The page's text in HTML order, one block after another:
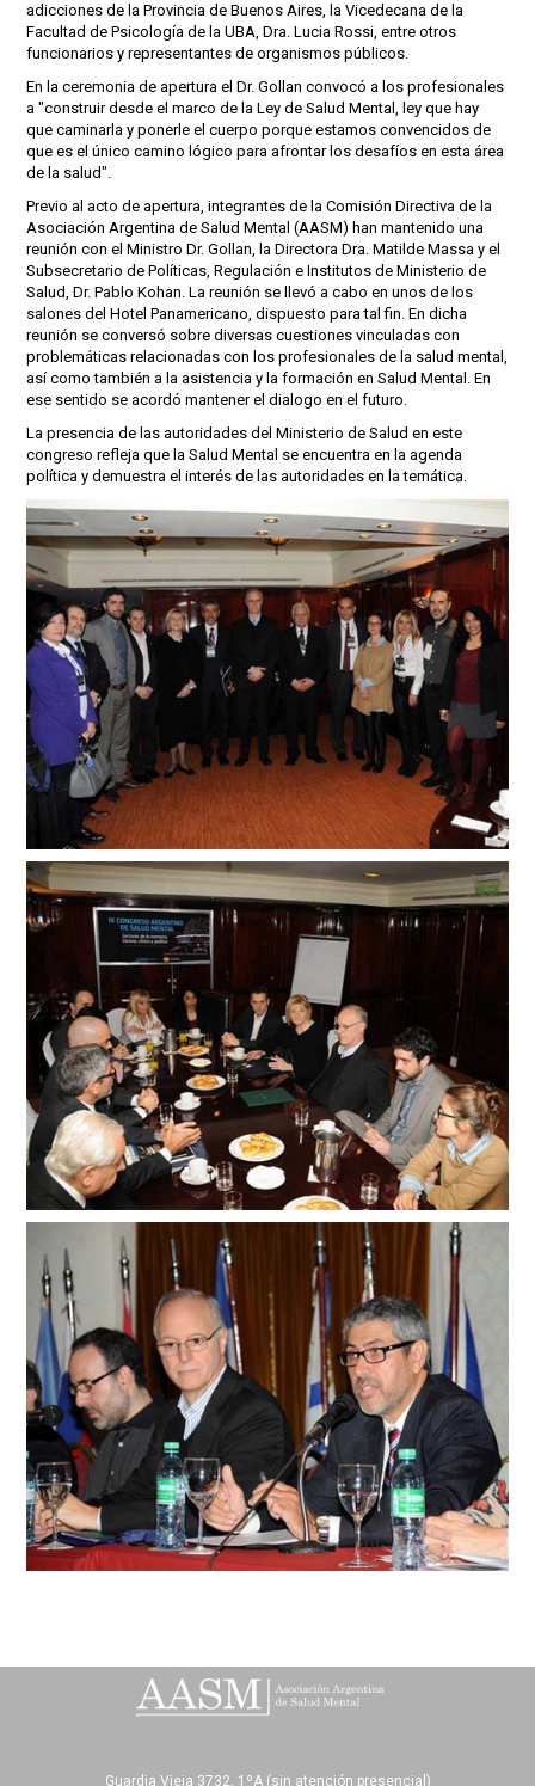
adicciones de la Provincia de Buenos Aires, la Vicedecana de la
Facultad de Psicología de la UBA, Dra. Lucia Rossi, entre otros
funcionarios y representantes de organismos públicos.
En la ceremonia de apertura el Dr. Gollan convocó a los profesionales
a "construir desde el marco de la Ley de Salud Mental, ley que hay
que caminarla y ponerle el cuerpo porque estamos convencidos de
que es el único camino lógico para afrontar los desafíos en esta área
de la salud".
Previo al acto de apertura, integrantes de la Comisión Directiva de la
Asociación Argentina de Salud Mental (AASM) han mantenido una
reunión con el Ministro Dr. Gollan, la Directora Dra. Matilde Massa y el
Subsecretario de Políticas, Regulación e Institutos de Ministerio de
Salud, Dr. Pablo Kohan. La reunión se llevó a cabo en unos de los
salones del Hotel Panamericano, dispuesto para tal fin. En dicha
reunión se conversó sobre diversas cuestiones vinculadas con
problemáticas relacionadas con los profesionales de la salud mental,
así como también a la asistencia y la formación en Salud Mental. En
ese sentido se acordó mantener el dialogo en el futuro.
La presencia de las autoridades del Ministerio de Salud en este
congreso refleja que la Salud Mental se encuentra en la agenda
política y demuestra el interés de las autoridades en la temática.
Guardia Vieja 3732, 1ºA (sin atención presencial)